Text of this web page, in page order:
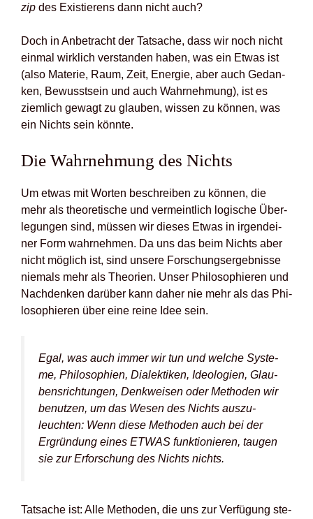
zip des Exis­tie­rens dann nicht auch?
Doch in Anbe­tracht der Tat­sa­che, dass wir noch nicht
ein­mal wirk­lich ver­stan­den haben, was ein Etwas ist
(also Mate­rie, Raum, Zeit, Ener­gie, aber auch Gedan­
ken, Bewusst­sein und auch Wahr­neh­mung), ist es
ziem­lich gewagt zu glau­ben, wis­sen zu kön­nen, was
ein Nichts sein könn­te.
Die Wahr­neh­mung des Nichts
Um etwas mit Wor­ten beschrei­ben zu kön­nen, die
mehr als theo­re­ti­sche und ver­meint­lich logi­sche Über­
le­gun­gen sind, müs­sen wir die­ses Etwas in irgend­ei­
ner Form wahr­neh­men. Da uns das beim Nichts aber
nicht mög­lich ist, sind unse­re For­schungs­er­geb­nis­se
nie­mals mehr als Theo­rien. Unser Phi­lo­so­phie­ren und
Nach­den­ken dar­über kann daher nie mehr als das Phi­
lo­so­phie­ren über eine rei­ne Idee sein.
Egal, was auch immer wir tun und wel­che Sys­te­
me, Phi­lo­so­phien, Dia­lek­ti­ken, Ideo­lo­gien, Glau­
bens­rich­tun­gen, Denk­wei­sen oder Metho­den wir
benut­zen, um das Wesen des Nichts aus­zu­
leuch­ten: Wenn die­se Metho­den auch bei der
Ergrün­dung eines ETWAS funk­tio­nie­ren, tau­gen
sie zur Erfor­schung des Nichts nichts.
Tat­sa­che ist: Alle Metho­den, die uns zur Ver­fü­gung ste­